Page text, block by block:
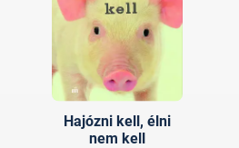
Hajózni kell, élni
nem kell